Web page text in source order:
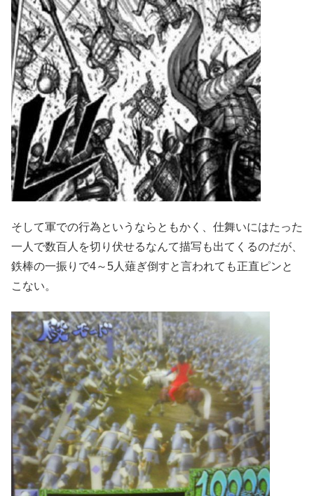
そして軍での行為というならともかく、仕舞いにはたった
一人で数百人を切り伏せるなんて描写も出てくるのだが、
鉄棒の一振りで4～5人薙ぎ倒すと言われても正直ピンと
こない。